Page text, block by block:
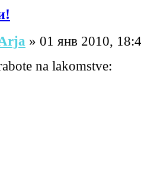
» 01 янв 2010,
na lakomstve: